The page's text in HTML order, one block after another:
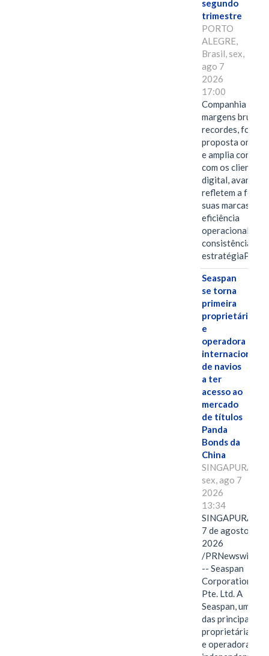
segundo
trimestre
PORTO
ALEGRE,
Brasil, sex,
ago 7
2026
17:00
Companhia
margens brutas
recordes,
proposta
e amplia
com os clientes
digital, avanços
refletem a força
suas marcas, a
eficiência
operacional e a
consistência de
Seaspan
se torna
primeira
proprietária
e
operadora
internacional
de navios
a ter
acesso ao
mercado
de títulos
Panda
Bonds da
China
SINGAPURA,
sex, ago 7
2026
13:34
SINGAPURA,
7 de agosto de
2026
/PRNewswire/
-- Seaspan
Corporation
Pte. Ltd. A
Seaspan, uma
das principais
proprietárias
e operadoras